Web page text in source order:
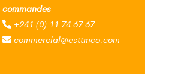
commandes
+241 (0) 11 74 67 67
commercial@esttmco.com